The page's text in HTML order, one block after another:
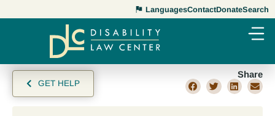
LanguagesContactDonateSearch
GET HELP
Share